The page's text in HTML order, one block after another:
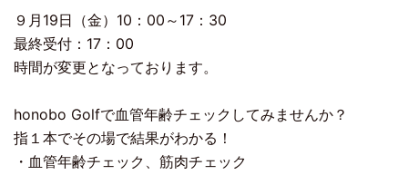
９月19日（金）10：00～17：30
最終受付：17：00
時間が変更となっております。
honobo Golfで血管年齢チェックしてみませんか？
指１本でその場で結果がわかる！
・血管年齢チェック、筋肉チェック